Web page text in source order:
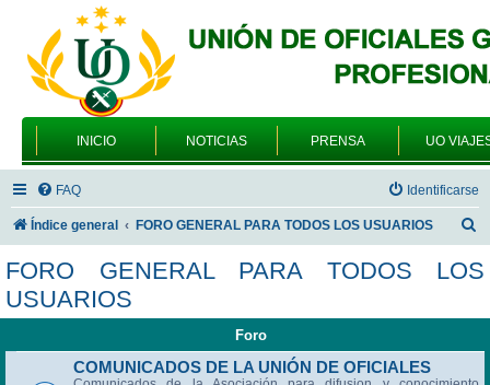
INICIO NOTICIAS PRENSA UO
FAQ Identificarse
Índice general FORO GENERAL PARA TODOS LOS USUARIOS
s
FORO GENERAL PARA TODOS LOS
USUARIOS
Foro
COMUNICADOS DE LA UNIÓN DE OFICIALES